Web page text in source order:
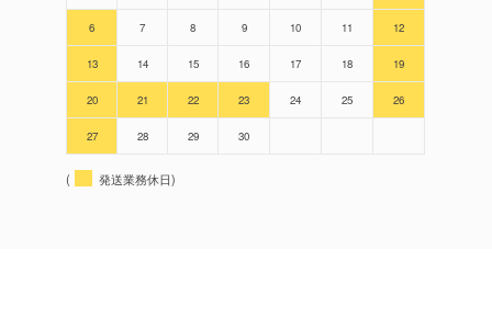
6 7 8 9 10 11 12
13 14 15 16 17 18 19
20 21 22 23 24 25 26
27 28 29 30
( 発送業務休日)